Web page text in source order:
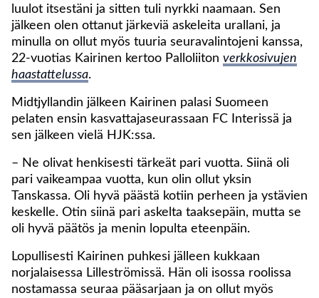
luulot itsestäni ja sitten tuli nyrkki naamaan. Sen
jälkeen olen ottanut järkeviä askeleita urallani, ja
minulla on ollut myös tuuria seuravalintojeni kanssa,
22-vuotias Kairinen kertoo Palloliiton verkkosivujen
haastattelussa.
Midtjyllandin jälkeen Kairinen palasi Suomeen
pelaten ensin kasvattajaseurassaan FC Interissä ja
sen jälkeen vielä HJK:ssa.
– Ne olivat henkisesti tärkeät pari vuotta. Siinä oli
pari vaikeampaa vuotta, kun olin ollut yksin
Tanskassa. Oli hyvä päästä kotiin perheen ja ystävien
keskelle. Otin siinä pari askelta taaksepäin, mutta se
oli hyvä päätös ja menin lopulta eteenpäin.
Lopullisesti Kairinen puhkesi jälleen kukkaan
norjalaisessa Lilleströmissä. Hän oli isossa roolissa
nostamassa seuraa pääsarjaan ja on ollut myös